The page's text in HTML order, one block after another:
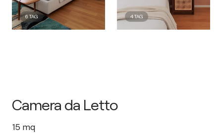
6TAG 4TAG
Camera da Letto
15 mq